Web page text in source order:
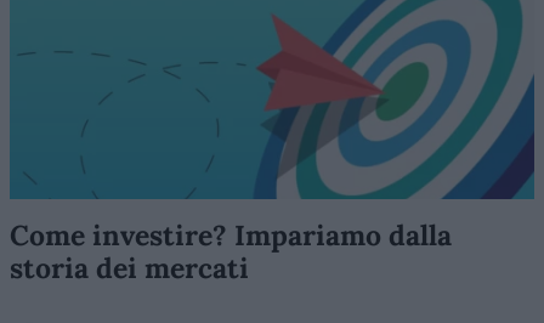
Come investire? Impariamo dalla
storia dei mercati